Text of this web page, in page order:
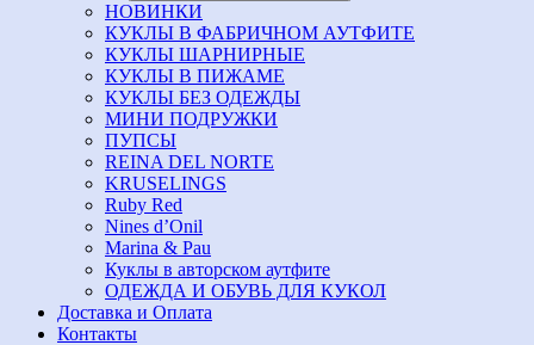
НОВИНКИ
КУКЛЫ В ФАБРИЧНОМ АУТФИТЕ
КУКЛЫ ШАРНИРНЫЕ
КУКЛЫ В ПИЖАМЕ
КУКЛЫ БЕЗ ОДЕЖДЫ
МИНИ ПОДРУЖКИ
ПУПСЫ
REINA DEL NORTE
KRUSELINGS
Ruby Red
Nines d’Onil
Marina & Pau
Куклы в авторском аутфите
ОДЕЖДА И ОБУВЬ ДЛЯ КУКОЛ
Доставка и Оплата
Контакты